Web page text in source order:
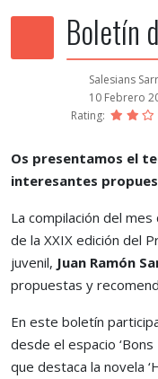
Boletín
Salesians
10 Febrero
Rating:
Os presentamos el
interesantes
La compilación del
de la XXIX edición del
juvenil, Juan Ramón
propuestas y
En este boletín
desde el espacio
que destaca la novela